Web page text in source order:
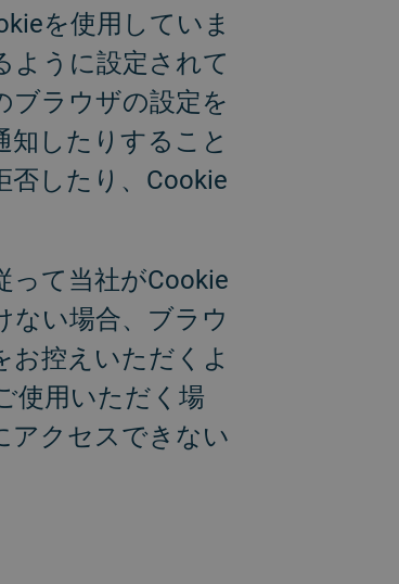
を使用していま
ように設定されて
ブラウザの設定を
したりすること
したり、Cookie
って当社がCookie
ない場合、ブラウ
控えいただくよ
使用いただく場
アクセスできない